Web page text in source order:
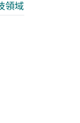
領域